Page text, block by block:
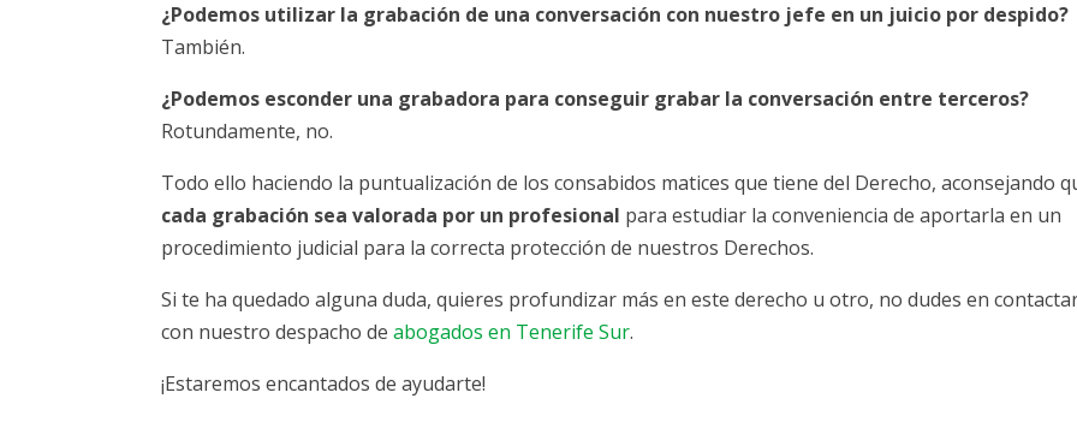
¿Podemos utilizar la grabación de una conversación con nuestro jefe en un juicio por despido?
También.
¿Podemos esconder una grabadora para conseguir grabar la conversación entre terceros?
Rotundamente, no.
Todo ello haciendo la puntualización de los consabidos matices que tiene del Derecho, aconsejando
cada grabación sea valorada por un profesional para estudiar la conveniencia de aportarla en un
procedimiento judicial para la correcta protección de nuestros Derechos.
Si te ha quedado alguna duda, quieres profundizar más en este derecho u otro, no dudes en
con nuestro despacho deabogados en Tenerife Sur.
¡Estaremos encantados de ayudarte!